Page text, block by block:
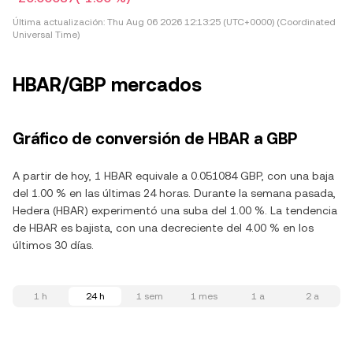
Última actualización: Thu Aug 06 2026 12:13:25 (UTC+0000) (Coordinated
Universal Time)
HBAR/GBP mercados
Gráfico de conversión de HBAR a GBP
A partir de hoy, 1 HBAR equivale a 0.051084 GBP, con una baja
del 1.00 % en las últimas 24 horas. Durante la semana pasada,
Hedera (HBAR) experimentó una suba del 1.00 %. La tendencia
de HBAR es bajista, con una decreciente del 4.00 % en los
últimos 30 días.
1 h 24 h 1 sem 1 mes 1 a 2 a